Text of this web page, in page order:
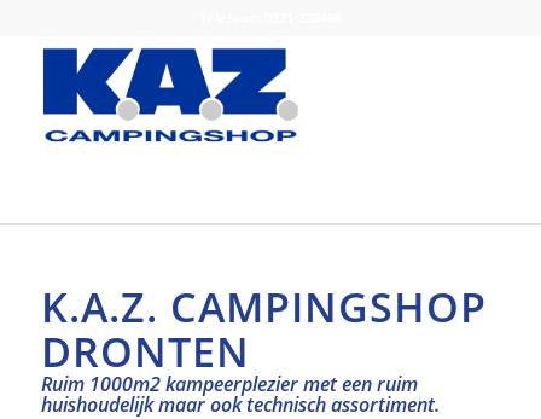
K.A.Z. CAMPINGSHOP
DRONTEN
Ruim 1000m2 kampeerplezier met een ruim
huishoudelijk maar ook technisch assortiment.